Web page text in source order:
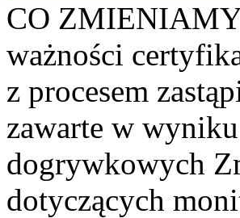
CO ZMIENIAMY
ważności
z procesem
zawarte w
dogrywkowych
dotyczących